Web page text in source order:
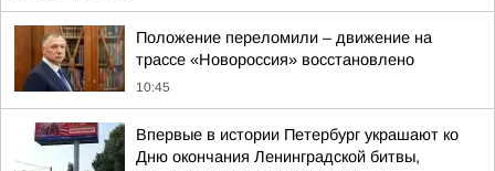
Положение переломили – движение на
трассе «Новороссия» восстановлено
10:45
Впервые в истории Петербург украшают ко
Дню окончания Ленинградской битвы,